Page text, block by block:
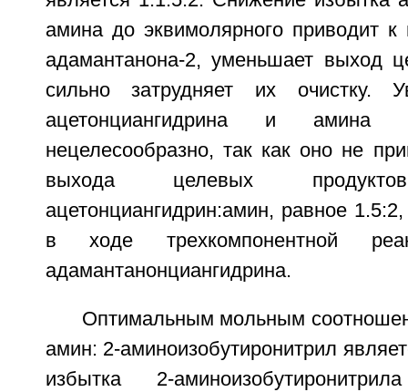
амина до эквимолярного приводит к
адамантанона-2, уменьшает выход
сильно затрудняет их очистку.
ацетонциангидрина и амина
нецелесообразно, так как оно не
выхода целевых
ацетонциангидрин:амин, равное
в ходе трехкомпонентной
адамантанонциангидрина.
Оптимальным мольным
амин: 2-аминоизобутиронитрил
избытка 2-